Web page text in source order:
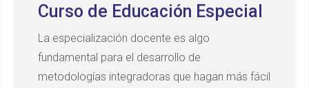
Curso de Educación Especial
La especialización docente es algo
fundamental para el desarrollo de
metodologías integradoras que hagan más fácil